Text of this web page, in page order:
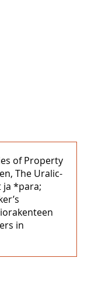
of Property
The Uralic-
ja *para;
in